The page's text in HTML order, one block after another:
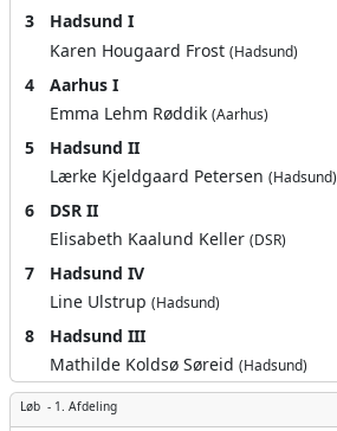
3
Hadsund I
Karen Hougaard Frost (Hadsund)
4
Aarhus I
Emma Lehm Røddik (Aarhus)
5
Hadsund II
Lærke Kjeldgaard Petersen (Hadsund)
6
DSR II
Elisabeth Kaalund Keller (DSR)
7
Hadsund IV
Line Ulstrup (Hadsund)
8
Hadsund III
Mathilde Koldsø Søreid (Hadsund)
Løb - 1. Afdeling